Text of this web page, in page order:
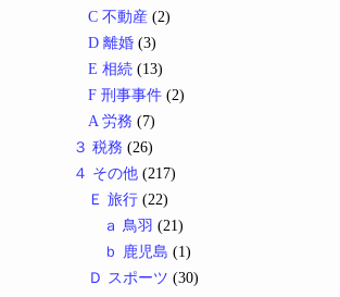
C 不動産 (2)
D 離婚 (3)
E 相続 (13)
F 刑事事件 (2)
A 労務 (7)
３ 税務 (26)
４ その他 (217)
Ｅ 旅行 (22)
ａ 鳥羽 (21)
ｂ 鹿児島 (1)
Ｄ スポーツ (30)